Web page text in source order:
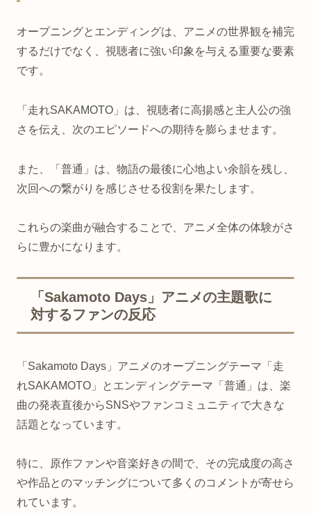
オープニングとエンディングは、アニメの世界観を補完
するだけでなく、視聴者に強い印象を与える重要な要素
です。
「走れSAKAMOTO」は、視聴者に高揚感と主人公の強
さを伝え、次のエピソードへの期待を膨らませます。
また、「普通」は、物語の最後に心地よい余韻を残し、
次回への繋がりを感じさせる役割を果たします。
これらの楽曲が融合することで、アニメ全体の体験がさ
らに豊かになります。
「Sakamoto Days」アニメの主題歌に
対するファンの反応
「Sakamoto Days」アニメのオープニングテーマ「走
れSAKAMOTO」とエンディングテーマ「普通」は、楽
曲の発表直後からSNSやファンコミュニティで大きな
話題となっています。
特に、原作ファンや音楽好きの間で、その完成度の高さ
や作品とのマッチングについて多くのコメントが寄せら
れています。